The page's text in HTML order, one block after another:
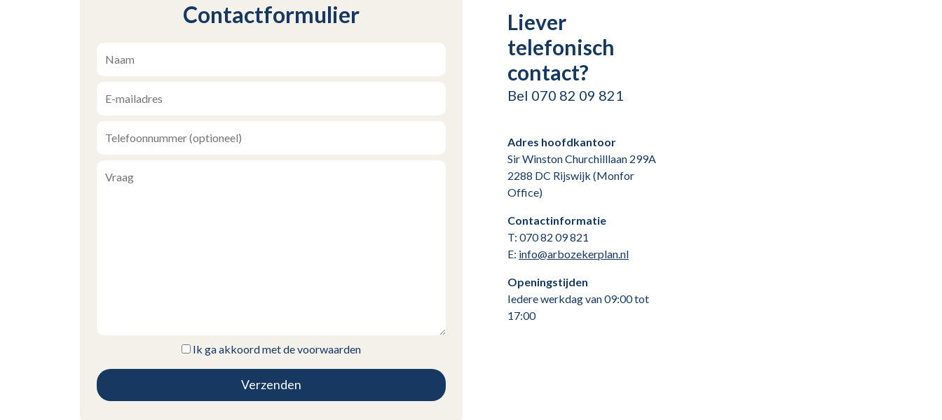
Contactformulier
Ik ga akkoord met de voorwaarden
Liever
telefonisch
contact?
Bel 070 82 09 821
Adres hoofdkantoor
Sir Winston Churchilllaan 299A
2288 DC Rijswijk (Monfor
Office)
Contactinformatie
T: 070 82 09 821
E: info@arbozekerplan.nl
Openingstijden
Iedere werkdag van 09:00 tot
17:00